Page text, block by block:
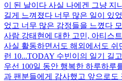
이 된 날이다 사실 나에겐 그냥 지
길게 느껴졌다 너무 많은 일이 있
었고 너무 많은 감정들을 느꼈다
사람 강태현에 대한 고민, 아티스
사실 활동하면서도 해외에서도 쉬
런 10...TODAY 수빈이의 일기 길
우선 100일 동안 행복한 하루하루
과 팬분들에게 감사했고 앞으로도